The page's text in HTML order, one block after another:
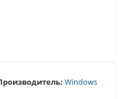
Windows